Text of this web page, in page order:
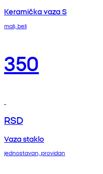
Keramička vaza S
mali, beli
350
RSD
Vaza staklo
jednostavan, providan